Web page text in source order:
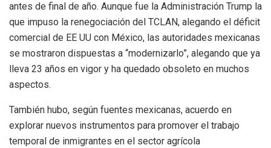
antes de final de año. Aunque fue la Administración Trump la
que impuso la renegociación del TCLAN, alegando el déficit
comercial de EE UU con México, las autoridades mexicanas
se mostraron dispuestas a “modernizarlo”, alegando que ya
lleva 23 años en vigor y ha quedado obsoleto en muchos
aspectos.
También hubo, según fuentes mexicanas, acuerdo en
explorar nuevos instrumentos para promover el trabajo
temporal de inmigrantes en el sector agrícola